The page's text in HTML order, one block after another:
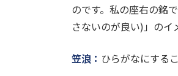
のです。私の座右の銘
さないのが良い)」のイ
笠浪： ひらがなにする